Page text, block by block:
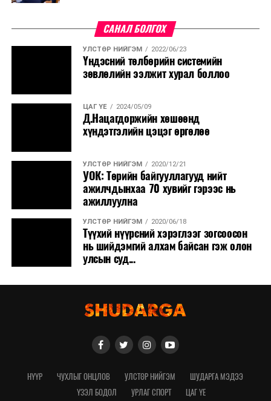
САНАЛ БОЛГОХ
УЛСТӨР НИЙГЭМ 2022/06/23
Үндэсний төлбөрийн системийн
зөвлөлийн ээлжит хурал боллоо
ЦАГ ҮЕ 2024/05/09
Д.Нацагдоржийн хөшөөнд
хүндэтгэлийн цэцэг өргөлөө
УЛСТӨР НИЙГЭМ 2020/12/21
УОК: Төрийн байгууллагууд нийт
ажилчдынхаа 70 хувийг гэрээс нь
ажиллуулна
УЛСТӨР НИЙГЭМ 2020/06/18
Түүхий нүүрсний хэрэглээг зогсоосон
нь шийдэмгий алхам байсан гэж олон
улсын суд...
НҮҮР ЧУХЛЫГ ОНЦЛОВ УЛСТӨР НИЙГЭМ
ШУДАРГА МЭДЭЭ
ҮЗЭЛ БОДОЛ
УРЛАГ СПОРТ ЦАГ ҮЕ